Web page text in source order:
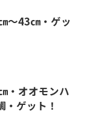
〜43㎝・ゲッ
・オオモンハ
・ゲット！